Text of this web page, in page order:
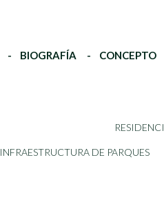
BIOGRAFÍA CONCEPTO
INFRAESTRUCTURA DE PARQUES